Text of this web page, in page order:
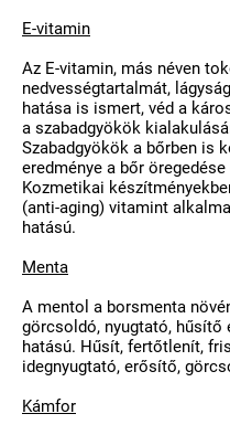
E-vitamin
Az E-vitamin, más néven
nedvességtartalmát,
hatása is ismert, véd a
a szabadgyökök
Szabadgyökök a bőrben is
eredménye a bőr
Kozmetikai
(anti-aging) vitamint
hatású.
Menta
A mentol a borsmenta
görcsoldó, nyugtató, hűsítő
hatású. Hűsít, fertőtlenít,
idegnyugtató, erősítő,
Kámfor